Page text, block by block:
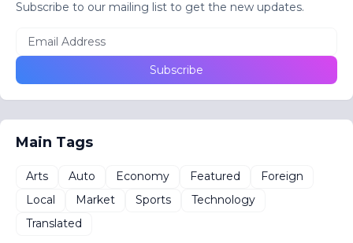
Subscribe to our mailing list to get the new updates.
Main Tags
Arts Auto Economy Featured
Foreign
Local
Market Sports
Technology
Translated